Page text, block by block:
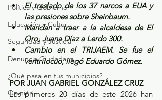
Política y Gobierno
Educación y Cultura
Seguridad y Justicia
Denuncia Ciudadana
¿Qué pasa en tus municipios?
Opinión
El traslado de los 37 narcos a EUA y
las presiones sobre Sheinbaum.
Mandan a traer a la alcaldesa de El
Oro, Juana Díaz a Lerdo 300.
Cambio en el TRIJAEM. Se fue el
ventrílocuo, llegó Eduardo Gómez.
POR JUAN GABRIEL GONZÁLEZ CRUZ
Los primeros 20 días de este 2026 han